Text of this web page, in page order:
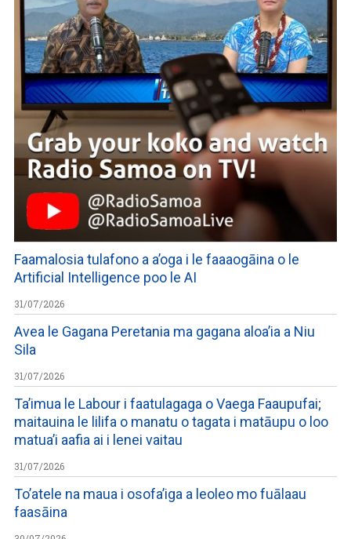
Faamalosia tulafono a a’oga i le faaaogāina o le
Artificial Intelligence poo le AI
31/07/2026
Avea le Gagana Peretania ma gagana aloa’ia a Niu
Sila
31/07/2026
Ta’imua le Labour i faatulagaga o Vaega Faaupufai;
maitauina le lilifa o manatu o tagata i matāupu o loo
matua’i aafia ai i lenei vaitau
31/07/2026
To’atele na maua i osofa’iga a leoleo mo fuālaau
faasāina